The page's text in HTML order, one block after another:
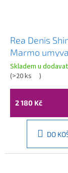
Rea Denis
Marmo
desku, 62 x 35
imitace
U5896
Skladem u
(>20 ks )
2 180 Kč
DO